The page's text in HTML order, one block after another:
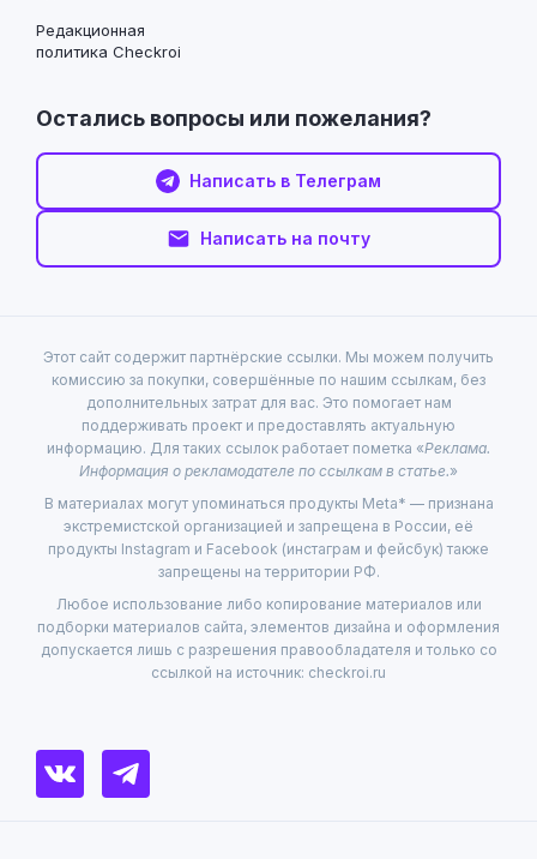
Редакционная
политика Checkroi
Остались вопросы или пожелания?
Написать в Телеграм
Написать на почту
Этот сайт содержит партнёрские ссылки. Мы можем получить
комиссию за покупки, совершённые по нашим ссылкам, без
дополнительных затрат для вас. Это помогает нам
поддерживать проект и предоставлять актуальную
информацию. Для таких ссылок работает пометка «Реклама.
Информация о рекламодателе по ссылкам в статье.»
В материалах могут упоминаться продукты Meta* — признана
экстремистской организацией и запрещена в России, её
продукты Instagram и Facebook (инстаграм и фейсбук) также
запрещены на территории РФ.
Любое использование либо копирование материалов или
подборки материалов сайта, элементов дизайна и оформления
допускается лишь с разрешения правообладателя и только со
ссылкой на источник: checkroi.ru